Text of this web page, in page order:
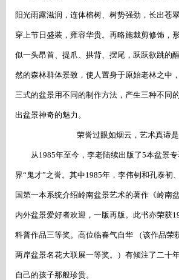
阳光雨露滋润，连体榕树、树势强劲，长出苍
穿上节日盛装，雍容华贵。再略施裁剪修饰，
似一头昂首、提爪、拱背、摆尾，跃跃欲跳的
然的森林群体景致，使人置身于原始老林之中
三式的盆景用不同的制作方法，产生三种不同
出盆景神奇的魅力。
荣誉过眼如烟云，艺术真谛
从 1985年至今，李老陆续出版了5本盆景
界“鬼才”之誉。其中1985年，李伟钊和孔泰初
国第一本系统介绍岭南盆景艺术的著作《岭南
内外盆景爱好者欢迎，一版再版。此书亦荣获
科普作品三等奖。高位临春气自华 （该作品荣
两岸盆景名花大联展一等奖。）有倾注了二十
自己的孩子那般珍贵。